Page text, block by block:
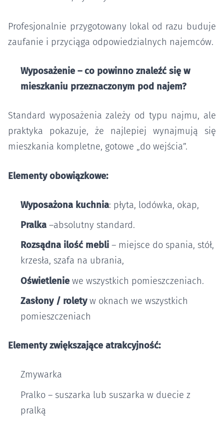
Profesjonalnie przygotowany lokal od razu buduje
zaufanie i przyciąga odpowiedzialnych najemców.
Wyposażenie – co powinno znaleźć się w
mieszkaniu przeznaczonym pod najem?
Standard wyposażenia zależy od typu najmu, ale
praktyka pokazuje, że najlepiej wynajmują się
mieszkania kompletne, gotowe „do wejścia”.
Elementy obowiązkowe:
Wyposażona kuchnia: płyta, lodówka, okap,
Pralka–absolutny standard.
Rozsądna ilość mebli– miejsce do spania, stół,
krzesła, szafa na ubrania,
Oświetleniewe wszystkich pomieszczeniach.
Zasłony / roletyw oknach we wszystkich
pomieszczeniach
Elementy zwiększające atrakcyjność:
Zmywarka
Pralko – suszarka lub suszarka w duecie z
pralką